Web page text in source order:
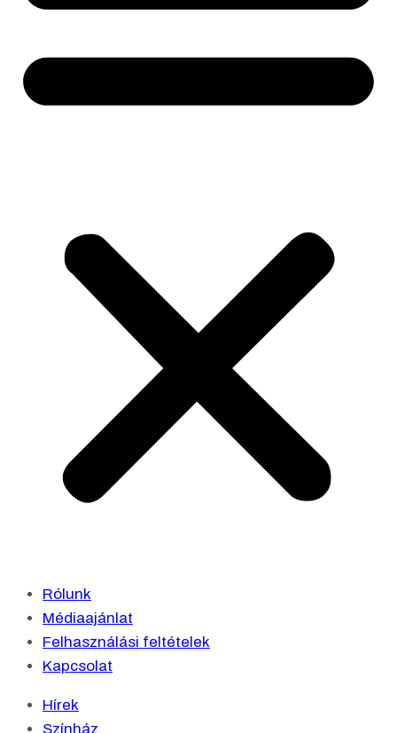
Rólunk
Médiaajánlat
Felhasználási feltételek
Kapcsolat
Hírek
Színház